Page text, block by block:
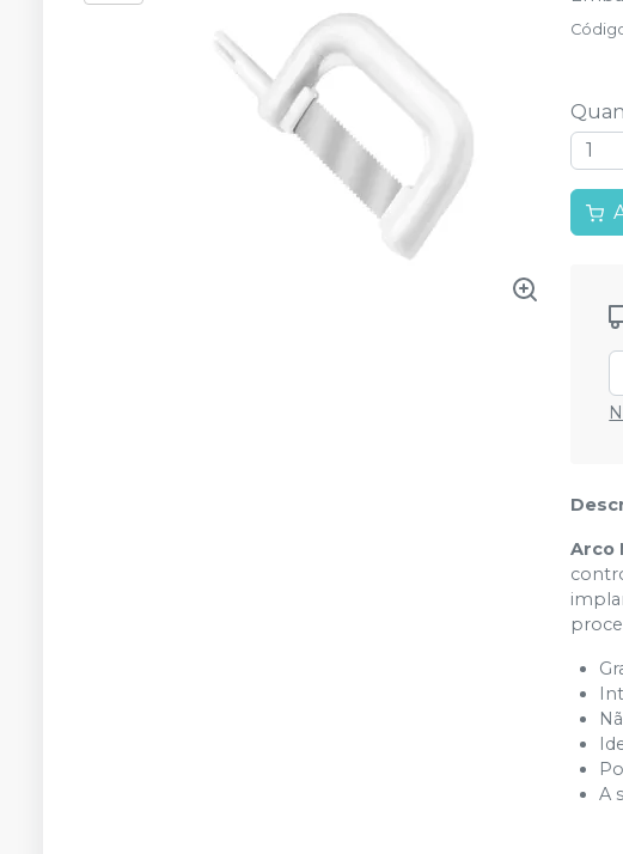
Arco
A